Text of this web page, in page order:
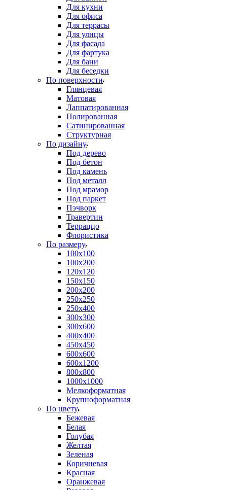
Для кухни
Для офиса
Для террасы
Для улицы
Для фасада
Для фартука
Для бани
Для беседки
По поверхности
Глянцевая
Матовая
Лаппатированная
Полированная
Сатинированная
Структурная
По дизайну
Под дерево
Под бетон
Под камень
Под металл
Под мрамор
Под паркет
Пэчворк
Травертин
Терраццо
Флористика
По размеру
100х100
100х200
120х120
150х150
200х200
250х250
250х400
300х300
300х600
400х400
450х450
600х600
600х1200
800х800
1000х1000
Мелкоформатная
Крупноформатная
По цвету
Бежевая
Белая
Голубая
Желтая
Зеленая
Коричневая
Красная
Оранжевая